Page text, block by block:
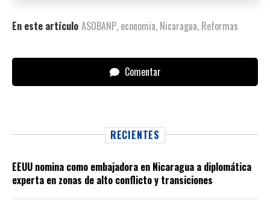
En este artículo ASOBANP, economia, Nicaragua, Reformas
Comentar
RECIENTES
EEUU nomina como embajadora en Nicaragua a diplomática
experta en zonas de alto conflicto y transiciones